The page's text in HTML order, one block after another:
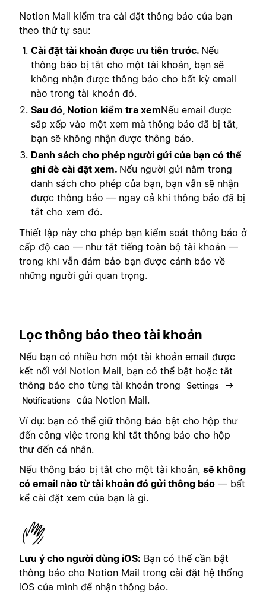
Notion Mail kiểm tra cài đặt thông báo của bạn
theo thứ tự sau:
Cài đặt tài khoản được ưu tiên trước. Nếu
thông báo bị tắt cho một tài khoản, bạn sẽ
không nhận được thông báo cho bất kỳ email
nào trong tài khoản đó.
Sau đó, Notion kiểm tra xemNếu email được
sắp xếp vào một xem mà thông báo đã bị tắt,
bạn sẽ không nhận được thông báo.
Danh sách cho phép người gửi của bạn có thể
ghi đè cài đặt xem. Nếu người gửi nằm trong
danh sách cho phép của bạn, bạn vẫn sẽ nhận
được thông báo — ngay cả khi thông báo đã bị
tắt cho xem đó.
Thiết lập này cho phép bạn kiểm soát thông báo ở
cấp độ cao — như tắt tiếng toàn bộ tài khoản —
trong khi vẫn đảm bảo bạn được cảnh báo về
những người gửi quan trọng.
Lọc thông báo theo tài khoản
Nếu bạn có nhiều hơn một tài khoản email được
kết nối với Notion Mail, bạn có thể bật hoặc tắt
thông báo cho từng tài khoản trong
Settings →
Notifications
của Notion Mail.
Ví dụ: bạn có thể giữ thông báo bật cho hộp thư
đến công việc trong khi tắt thông báo cho hộp
thư đến cá nhân.
Nếu thông báo bị tắt cho một tài khoản, sẽ không
có email nào từ tài khoản đó gửi thông báo — bất
kể cài đặt xem của bạn là gì.
Lưu ý cho người dùng iOS: Bạn có thể cần bật
thông báo cho Notion Mail trong cài đặt hệ thống
iOS của mình để nhận thông báo.